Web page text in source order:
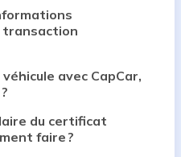
transaction
avec CapCar,
du certificat
faire ?